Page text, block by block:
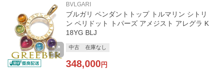
BVLGARI
ブルガリ ペンダントトップ トルマリン シトリ
ン ペリドット トパーズ アメジスト アレグラ K
18YG BLJ
中古 在庫なし
348,000円